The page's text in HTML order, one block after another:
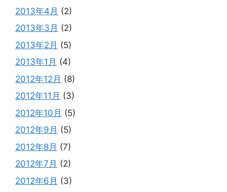
2013年4月 (2)
2013年3月 (2)
2013年2月 (5)
2013年1月 (4)
2012年12月 (8)
2012年11月 (3)
2012年10月 (5)
2012年9月 (5)
2012年8月 (7)
2012年7月 (2)
2012年6月 (3)